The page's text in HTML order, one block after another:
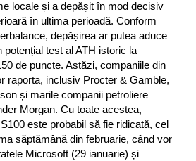
locale și a depășit în mod decisiv
în ultima perioadă. Conform
depășirea ar putea aduce
potențial test al ATH istoric la
de puncte. Astăzi, companiile din
raporta, inclusiv Procter & Gamble,
și marile companii petroliere
Morgan. Cu toate acestea,
este probabil să fie ridicată, cel
săptămână din februarie, când vor
Microsoft (29 ianuarie) și